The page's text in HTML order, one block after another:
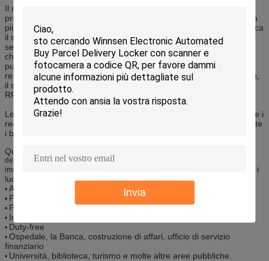
Invia
Il nostro armadio elettronico ha la nostri propri progettazione,
programma e sistema prodotto, fornisce una soluzione di memoria
più sicura, più conveniente e numerica, elimina le chiavi e semplifica
il servizio di ammasso pubblico. La sua funzione di gestione di self
service lo fa istituire per un servizio della reception, che permette
che i clienti godano delle convenienze, quali affitto nei luoghi
pubblici pagati da contanti o dalla carta di credito, il gabinetto
resistente speciale l'affitto lavorazione con utensili/dell'attrezzatura,
il sistema digitale dell'erogatore di keycard gli armadi di polsino di
RFID, degli hotel affitto nei waterparks, ecc.
Le lingue multiple lo rendono adatto a gente da tutti i paesi.
Fissate i
requisiti, la progettazione, l'hardware e lavoro del software, ottenete
i benefici!
Questo
dell'aeroporto del casinò di Antivari del night-club per l'affitto pubblico di
immagazzinamento nei bagagli
è progettato per utilizzare in quasi tutti i
luoghi pubblici.
• Aeroporto, stazione ferroviaria, autostazione
• Parco dell'acqua
• Palestra, museo, concerto, teatro
• Ingresso dell'hotel
• Duty-free
• Ospedale, la Banca, costruzione di affari, ufficio di servizio
finanziario
• Università, biblioteca, turismo e molte altre aree pubbliche.